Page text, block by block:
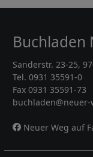
Buchladen
Sanderstr. 23-25,
Tel. 0931 35591-0
Fax 0931 35591-73
buchladen@neuer-
Neuer Weg auf